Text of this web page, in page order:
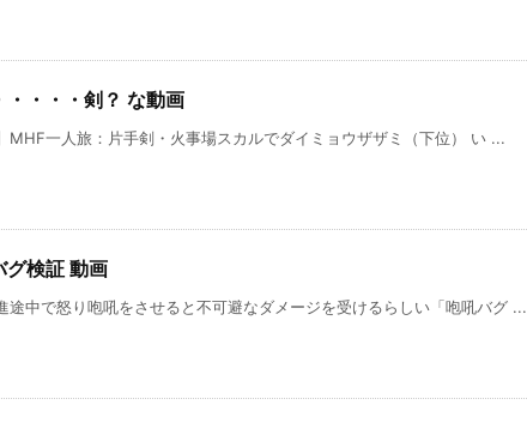
・・・剣？ な動画
MHF一人旅：片手剣・火事場スカルでダイミョウザザミ（下位） い ...
検証 動画
途中で怒り咆吼をさせると不可避なダメージを受けるらしい「咆吼バグ ...